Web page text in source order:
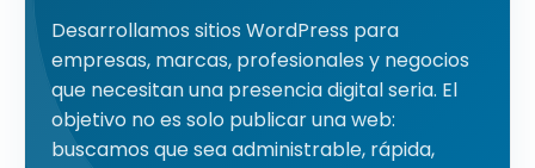
Desarrollamos sitios WordPress para
empresas, marcas, profesionales y negocios
que necesitan una presencia digital seria. El
objetivo no es solo publicar una web:
buscamos que sea administrable, rápida,